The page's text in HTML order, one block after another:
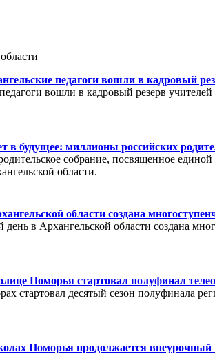
педагоги вошли в кадровый
вошли в кадровый резерв
в будущее: миллионы российских
собрание, посвященное
области.
области создана
в Архангельской области создана
Поморья стартовал полуфинал
стартовал десятый сезон полуфинала
Поморья продолжается внеурочный